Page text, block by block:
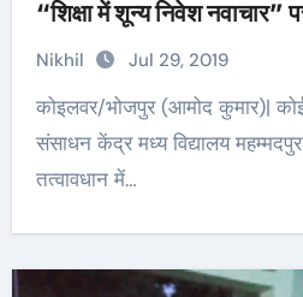
“शिक्षा में शून्य निवेश नवाचार”
Nikhil Jul 29, 2019
कोइलवर/भोजपुर (आमोद कुमार)| कोईलवर प्रखंड के संकुल
संसाधन केंद्र मध्य विद्यालय
तत्वावधान में…